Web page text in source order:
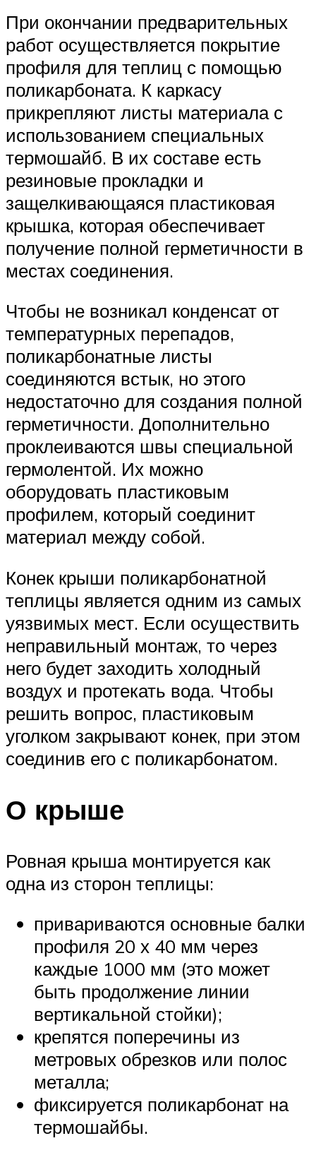
При окончании предварительных
работ осуществляется покрытие
профиля для теплиц с помощью
поликарбоната. К каркасу
прикрепляют листы материала с
использованием специальных
термошайб. В их составе есть
резиновые прокладки и
защелкивающаяся пластиковая
крышка, которая обеспечивает
получение полной герметичности в
местах соединения.
Чтобы не возникал конденсат от
температурных перепадов,
поликарбонатные листы
соединяются встык, но этого
недостаточно для создания полной
герметичности. Дополнительно
проклеиваются швы специальной
гермолентой. Их можно
оборудовать пластиковым
профилем, который соединит
материал между собой.
Конек крыши поликарбонатной
теплицы является одним из самых
уязвимых мест. Если осуществить
неправильный монтаж, то через
него будет заходить холодный
воздух и протекать вода. Чтобы
решить вопрос, пластиковым
уголком закрывают конек, при этом
соединив его с поликарбонатом.
О крыше
Ровная крыша монтируется как
одна из сторон теплицы:
привариваются основные балки
профиля 20 х 40 мм через
каждые 1000 мм (это может
быть продолжение линии
вертикальной стойки);
крепятся поперечины из
метровых обрезков или полос
металла;
фиксируется поликарбонат на
термошайбы.